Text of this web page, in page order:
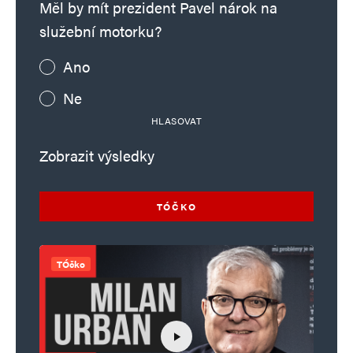
Jméno*
Uložit do prohlížeče jméno, e-mail a webovou stránku pro budoucí
Informujte mě o nových komentářích e-mailem.
Informujte mě o nových příspěvcích e-mailem.
Alternative:
Měl by mít prezident Pavel nárok na
služební motorku?
Ano
Ne
HLASOVAT
Zobrazit výsledky
TÓČKO
TÓčko